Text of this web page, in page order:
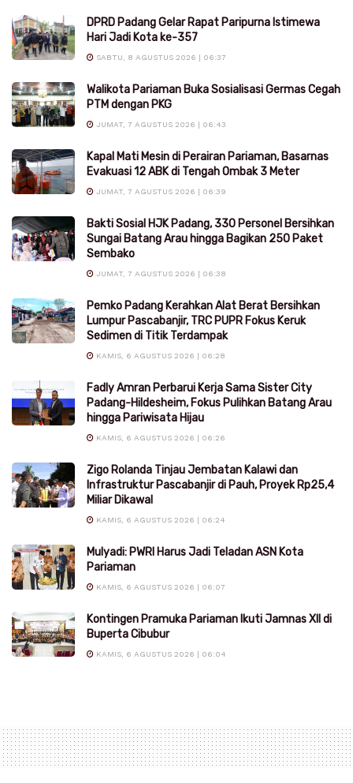
DPRD Padang Gelar Rapat Paripurna Istimewa
Hari Jadi Kota ke-357
SABTU, 8 AGUSTUS 2026 | 06:37
Walikota Pariaman Buka Sosialisasi Germas Cegah
PTM dengan PKG
JUMAT, 7 AGUSTUS 2026 | 06:43
Kapal Mati Mesin di Perairan Pariaman, Basarnas
Evakuasi 12 ABK di Tengah Ombak 3 Meter
JUMAT, 7 AGUSTUS 2026 | 06:39
Bakti Sosial HJK Padang, 330 Personel Bersihkan
Sungai Batang Arau hingga Bagikan 250 Paket
Sembako
JUMAT, 7 AGUSTUS 2026 | 06:38
Pemko Padang Kerahkan Alat Berat Bersihkan
Lumpur Pascabanjir, TRC PUPR Fokus Keruk
Sedimen di Titik Terdampak
KAMIS, 6 AGUSTUS 2026 | 06:28
Fadly Amran Perbarui Kerja Sama Sister City
Padang-Hildesheim, Fokus Pulihkan Batang Arau
hingga Pariwisata Hijau
KAMIS, 6 AGUSTUS 2026 | 06:26
Zigo Rolanda Tinjau Jembatan Kalawi dan
Infrastruktur Pascabanjir di Pauh, Proyek Rp25,4
Miliar Dikawal
KAMIS, 6 AGUSTUS 2026 | 06:24
Mulyadi: PWRI Harus Jadi Teladan ASN Kota
Pariaman
KAMIS, 6 AGUSTUS 2026 | 06:07
Kontingen Pramuka Pariaman Ikuti Jamnas XII di
Buperta Cibubur
KAMIS, 6 AGUSTUS 2026 | 06:04